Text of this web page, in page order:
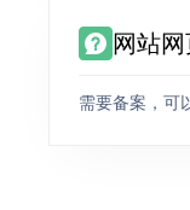
网站
需要备案，可